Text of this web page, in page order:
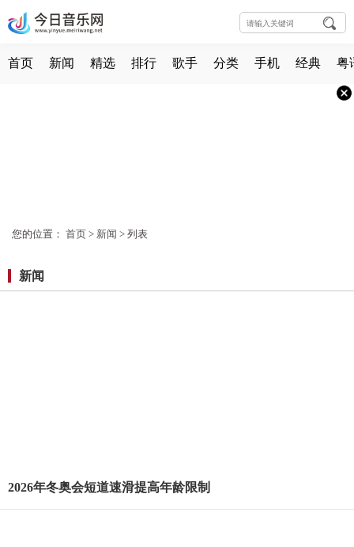
首页 新闻 精选 排行 歌手 分类 手机 经典 粤
您的位置： 首页 > 新闻 > 列表
新闻
2026年冬奥会短道速滑提高年龄限制